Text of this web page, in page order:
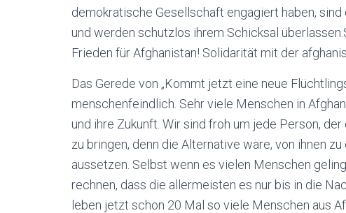
demokratische Gesellschaft engagiert haben,
und werden schutzlos ihrem Schicksal
Frieden für Afghanistan! Solidarität mit der
Das Gerede von „Kommt jetzt eine neue
menschenfeindlich. Sehr viele Menschen in
und ihre Zukunft. Wir sind froh um jede Person,
zu bringen, denn die Alternative wäre, von ihnen
aussetzen. Selbst wenn es vielen Menschen
rechnen, dass die allermeisten es nur bis in die
leben jetzt schon 20 Mal so viele Menschen aus